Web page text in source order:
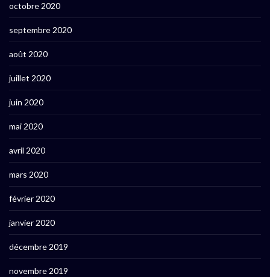
octobre 2020
septembre 2020
août 2020
juillet 2020
juin 2020
mai 2020
avril 2020
mars 2020
février 2020
janvier 2020
décembre 2019
novembre 2019